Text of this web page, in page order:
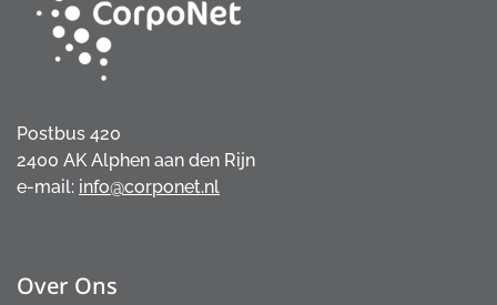
Postbus 420
2400 AK Alphen aan den Rijn
e-mail: info@corponet.nl
Over Ons